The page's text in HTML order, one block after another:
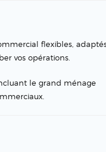
flexibles,
vos opérations.
le grand ménage